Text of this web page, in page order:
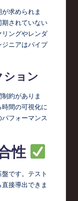
求められま
されていない
リングやレンダ
ジニアはパイプ
ション
約がありま
間の可視化に
フォーマンス
性
です。テスト
接導出できま